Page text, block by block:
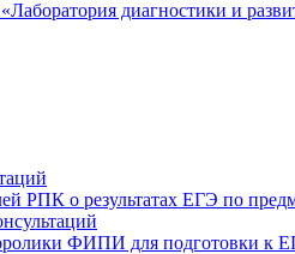
диагностики и
РПК о результатах ЕГЭ по
ФИПИ для подготовки к